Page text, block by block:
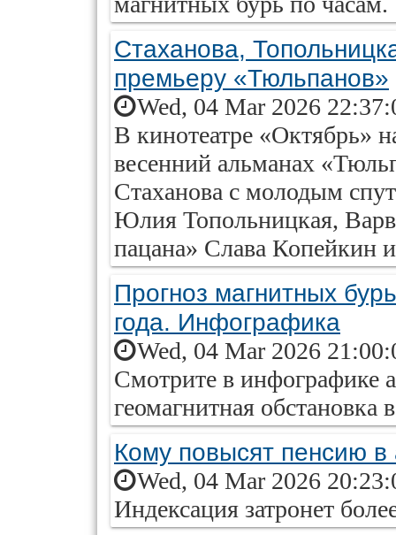
Стаханова,
премьеру «Тюльпанов»
Wed, 04 Mar 2026
В кинотеатре «Октябрь»
весенний альманах
Стаханова с молодым
Юлия Топольницкая,
пацана» Слава Копейкин
Прогноз магнитных
года. Инфографика
Wed, 04 Mar 2026
Смотрите в инфографике
геомагнитная обстановка
Кому повысят пенсию в
Wed, 04 Mar 2026
Индексация затронет